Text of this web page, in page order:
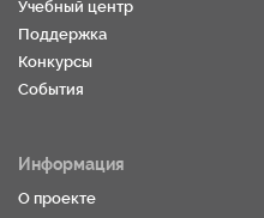
Учебный центр
Поддержка
Конкурсы
События
Информация
О проекте